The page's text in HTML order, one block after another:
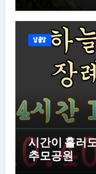
납골당
시간이 흘러
추모공원